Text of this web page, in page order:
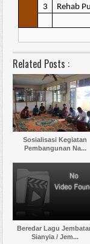
3 Rehab
Related Posts :
Sosialisasi Kegiatan
Pembangunan Na...
Beredar Lagu
Sianyia / Jem...